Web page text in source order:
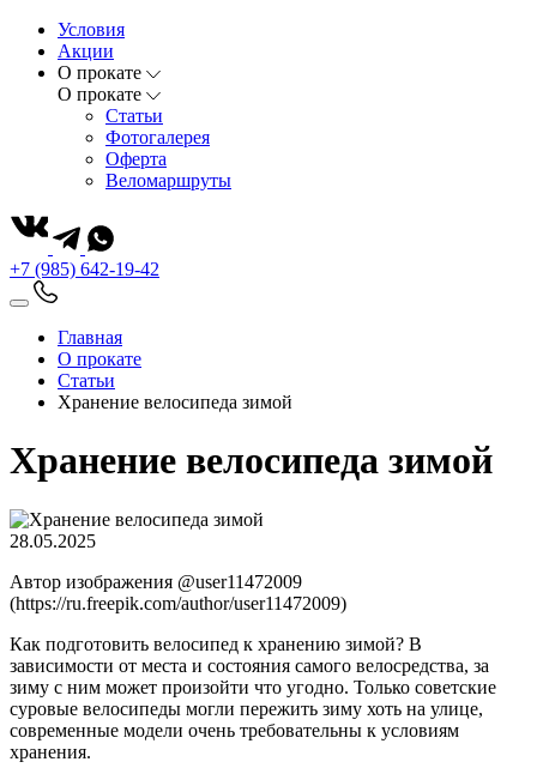
Условия
Акции
О прокате
О прокате
Статьи
Фотогалерея
Оферта
Веломаршруты
+7 (985) 642-19-42
Главная
О прокате
Статьи
Хранение велосипеда зимой
Хранение велосипеда зимой
28.05.2025
Автор изображения @user11472009
(https://ru.freepik.com/author/user11472009)
Как подготовить велосипед к хранению зимой? В
зависимости от места и состояния самого велосредства, за
зиму с ним может произойти что угодно. Только советские
суровые велосипеды могли пережить зиму хоть на улице,
современные модели очень требовательны к условиям
хранения.